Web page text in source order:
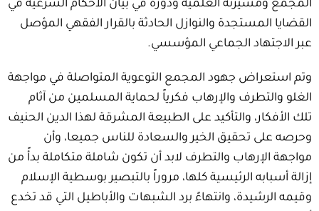
المجمع ومسيرته العلمية ودوره في بيان الأحكام الشرعية في
القضايا المستجدة والنوازل الحادثة بالقرار الفقهي المؤصل
عبر الاجتهاد الجماعي المؤسسي.
وتم استعراض جهود المجمع التوعوية المتواصلة في مواجهة
الغلو والتطرف والإرهاب فكرياً لحماية المسلمين من آثام
تلك الأفكار، والتأكيد على الطبيعة المشرقة لهذا الدين الحنيف
وحرصه على تحقيق الخير والسعادة للناس جميعا، وأن
مواجهة الإرهاب والتطرف لابد أن تكون شاملة متكاملة بدأً من
إزالة أسبابه الرئيسية كلها، مروراً بالتبصير بوسطية الإسلام
وقيمه الرشيدة، وانتهاءً برد الشبهات والأباطيل التي قد تخدع